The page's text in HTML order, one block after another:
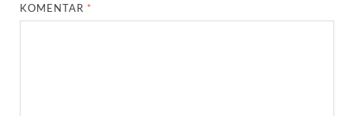
KOMENTAR *